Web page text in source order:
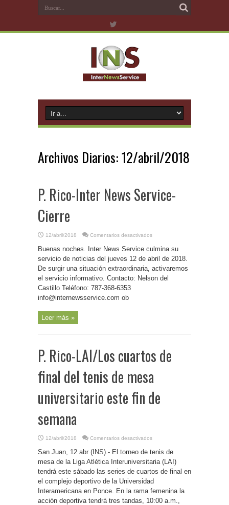
Archivos Diarios:12/abril/2018
P. Rico-Inter News Service-
Cierre
12/abril/2018 Comentarios desactivados
Rico-
Inter
News
Service-
Cierre
Buenas noches. Inter News Service culmina su
servicio de noticias del jueves 12 de abril de 2018.
De surgir una situación extraordinaria, activaremos
el servicio informativo. Contacto: Nelson del
Castillo Teléfono: 787-368-6353
info@internewsservice.com ob
Leer más »
P. Rico-LAI/Los cuartos de
final del tenis de mesa
universitario este fin de
semana
12/abril/2018 Comentarios desactivados
Rico-
LAI/Los
cuartos
de
final
tenis
de
mesa
universitario
San Juan, 12 abr (INS).- El torneo de tenis de
mesa de la Liga Atlética Interuniversitaria (LAI)
tendrá este sábado las series de cuartos de final en
el complejo deportivo de la Universidad
Interamericana en Ponce. En la rama femenina la
acción deportiva tendrá tres tandas, 10:00 a.m.,